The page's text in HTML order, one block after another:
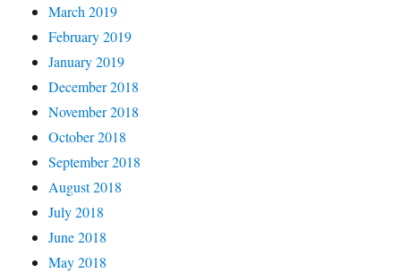
March 2019
February 2019
January 2019
December 2018
November 2018
October 2018
September 2018
August 2018
July 2018
June 2018
May 2018